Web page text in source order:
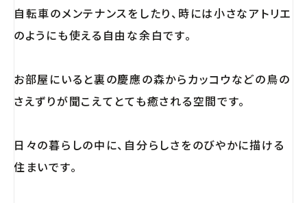
自転車のメンテナンスをしたり、時には小さなアトリエ
のようにも使える自由な余白です。
お部屋にいると裏の慶應の森からカッコウなどの鳥の
さえずりが聞こえてとても癒される空間です。
日々の暮らしの中に、自分らしさをのびやかに描ける
住まいです。